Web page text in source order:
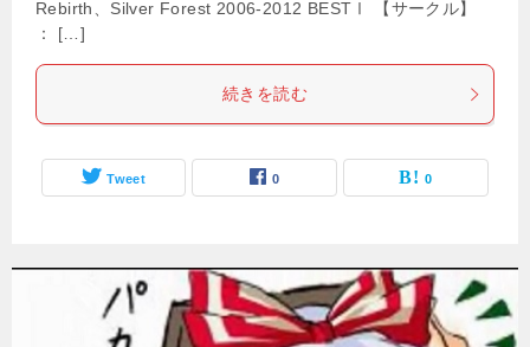
Rebirth、Silver Forest 2006-2012 BESTⅠ 【サークル】
： […]
続きを読む
Tweet 0 0